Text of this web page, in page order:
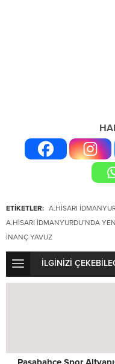
ETİKETLER: A.HISARI
A.HISARI İDMANYURDU’NDA
İNANÇ YAVUZ
İLGİNİZİ